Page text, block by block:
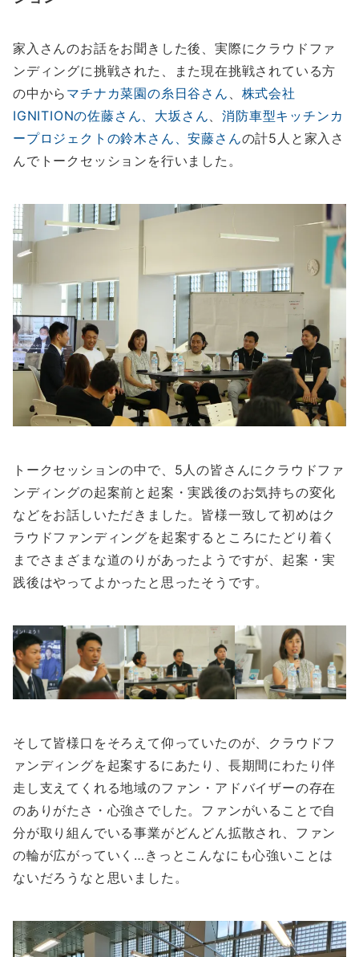
家入さんのお話をお聞きした後、実際にクラウドファ
ンディングに挑戦された、また現在挑戦されている方
の中から マチナカ菜園の糸日谷さん
株式会社
IGNITIONの佐藤さん、大坂さん 、消防車型キッチンカ
ープロジェクトの鈴木さん、安藤さんの計5人と家入さ
んでトークセッションを行いました。
トークセッションの中で、5人の皆さんにクラウドファ
ンディングの起案前と起案・実践後のお気持ちの変化
などをお話しいただきました。皆様一致して初めはク
ラウドファンディングを起案するところにたどり着く
までさまざまな道のりがあったようですが、起案・実
践後はやってよかったと思ったそうです。
そして皆様口をそろえて仰っていたのが、クラウドフ
ァンディングを起案するにあたり、長期間にわたり伴
走し支えてくれる地域のファン・アドバイザーの存在
のありがたさ・心強さでした。ファンがいることで自
分が取り組んでいる事業がどんどん拡散され、ファン
の輪が広がっていく…きっとこんなにも心強いことは
ないだろうなと思いました。